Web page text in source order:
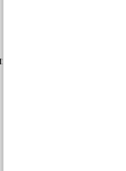
монофиламентной нити.